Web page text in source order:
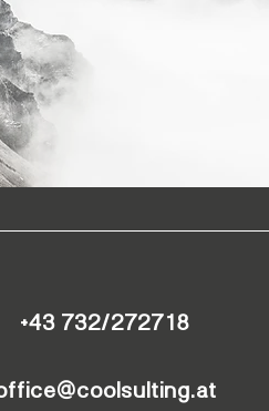
+43 732/272718